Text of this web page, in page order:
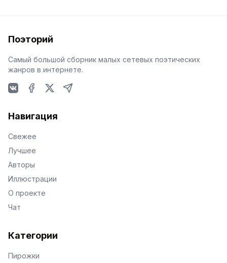
Поэторий
Самый большой сборник малых сетевых поэтических
жанров в интернете.
Навигация
Свежее
Лучшее
Авторы
Иллюстрации
О проекте
Чат
Категории
Пирожки